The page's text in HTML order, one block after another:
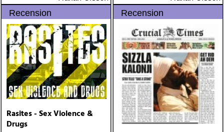
Recension
Rasites - Sex Violence &
Drugs
Recension